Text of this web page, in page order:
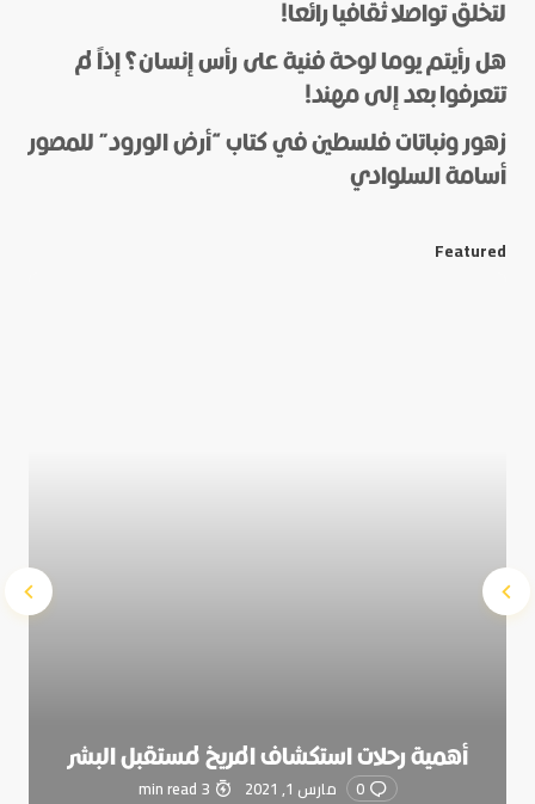
Name
*
E-mail
*
لتخلق تواصلا ثقافيا رائعا!
هل رأيتم يوما لوحة فنية على رأس إنسان؟ إذاً لم
تتعرفوا بعد إلى مهند!
زهور ونباتات فلسطين في كتاب “أرض الورود” للمصور
أسامة السلوادي
Featured
أهمية رحلات استكشاف المريخ لمستقبل البشر
0 مارس 1, 2021 3 min read